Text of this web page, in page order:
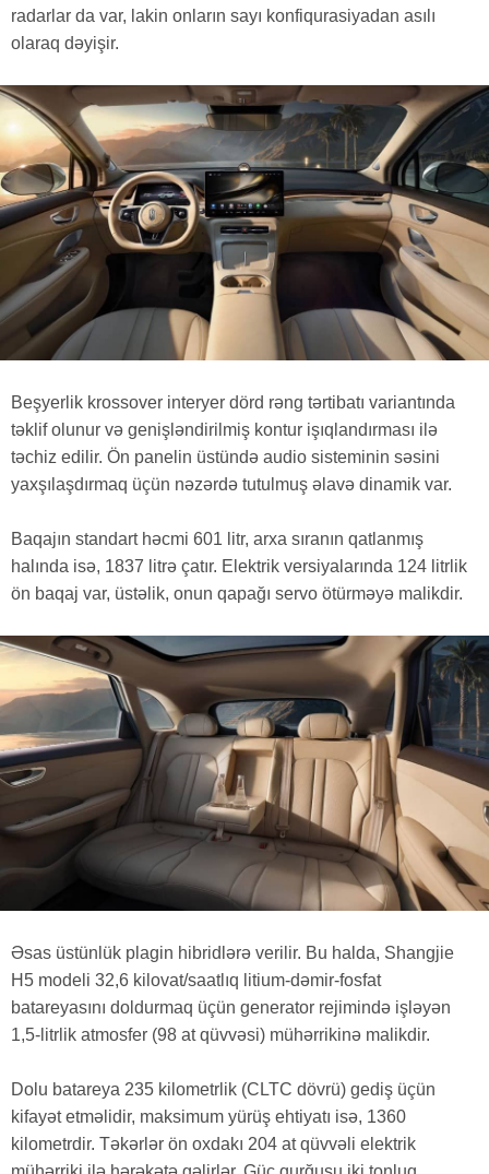
radarlar da var, lakin onların sayı konfiqurasiyadan asılı
olaraq dəyişir.
Beşyerlik krossover interyer dörd rəng tərtibatı variantında
təklif olunur və genişləndirilmiş kontur işıqlandırması ilə
təchiz edilir. Ön panelin üstündə audio sisteminin səsini
yaxşılaşdırmaq üçün nəzərdə tutulmuş əlavə dinamik var.
Baqajın standart həcmi 601 litr, arxa sıranın qatlanmış
halında isə, 1837 litrə çatır. Elektrik versiyalarında 124 litrlik
ön baqaj var, üstəlik, onun qapağı servo ötürməyə malikdir.
Əsas üstünlük plagin hibridlərə verilir. Bu halda, Shangjie
H5 modeli 32,6 kilovat/saatlıq litium-dəmir-fosfat
batareyasını doldurmaq üçün generator rejimində işləyən
1,5-litrlik atmosfer (98 at qüvvəsi) mühərrikinə malikdir.
Dolu batareya 235 kilometrlik (CLTC dövrü) gediş üçün
kifayət etməlidir, maksimum yürüş ehtiyatı isə, 1360
kilometrdir. Təkərlər ön oxdakı 204 at qüvvəli elektrik